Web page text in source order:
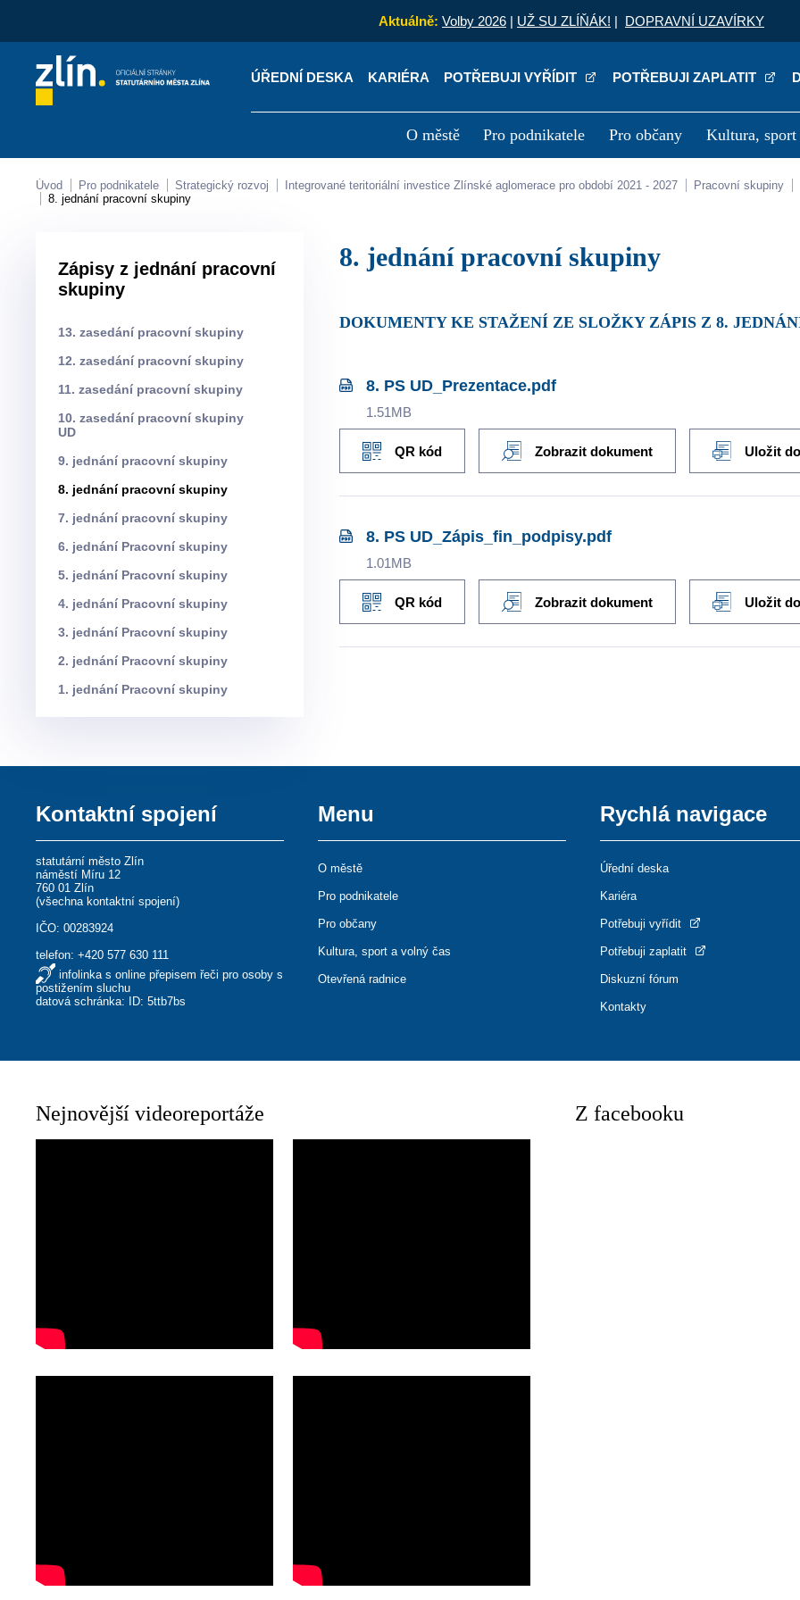
Aktuálně: Volby 2026 | UŽ SU ZLÍŇÁK! | DOPRAVNÍ UZAVÍRKY
ÚŘEDNÍ DESKA KARIÉRA POTŘEBUJI VYŘÍDIT POTŘEBUJI ZAPLATIT
O městě Pro podnikatele Pro občany Kultura, sport
Kontakty Úřední deska Kariéra
Úvod Pro podnikatele Strategický rozvoj Integrované teritoriální investice Zlínské aglomerace pro období 2021 - 2027 Pracovní skupiny
8. jednání pracovní skupiny
Zápisy z jednání pracovní
skupiny
13. zasedání pracovní skupiny
12. zasedání pracovní skupiny
11. zasedání pracovní skupiny
10. zasedání pracovní skupiny
UD
9. jednání pracovní skupiny
8. jednání pracovní skupiny
7. jednání pracovní skupiny
6. jednání Pracovní skupiny
5. jednání Pracovní skupiny
4. jednání Pracovní skupiny
3. jednání Pracovní skupiny
2. jednání Pracovní skupiny
1. jednání Pracovní skupiny
8. jednání pracovní skupiny
DOKUMENTY KE STAŽENÍ ZE SLOŽKY ZÁPIS Z 8.
8. PS UD_Prezentace.pdf
1.51MB
QR kód Zobrazit dokument Uložit
8. PS UD_Zápis_fin_podpisy.pdf
1.01MB
QR kód Zobrazit dokument Uložit
Kontaktní spojení
statutární město Zlín
náměstí Míru 12
760 01 Zlín
(všechna kontaktní spojení)
IČO: 00283924
telefon:+420 577 630 111
infolinka s online přepisem řeči pro osoby s
postižením sluchu
datová schránka: ID: 5ttb7bs
Menu
O městě
Pro podnikatele
Pro občany
Kultura, sport a volný čas
Otevřená radnice
Rychlá navigace
Úřední deska
Kariéra
Potřebuji vyřídit
Potřebuji zaplatit
Diskuzní fórum
Kontakty
Nejnovější videoreportáže Z facebooku